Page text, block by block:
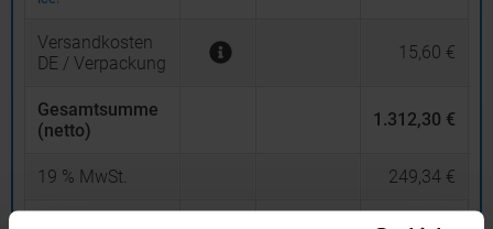
Versandkosten
DE / Verpackung
15,60 €
Gesamtsumme
(netto)
1.312,30 €
19 % MwSt. 249,34 €